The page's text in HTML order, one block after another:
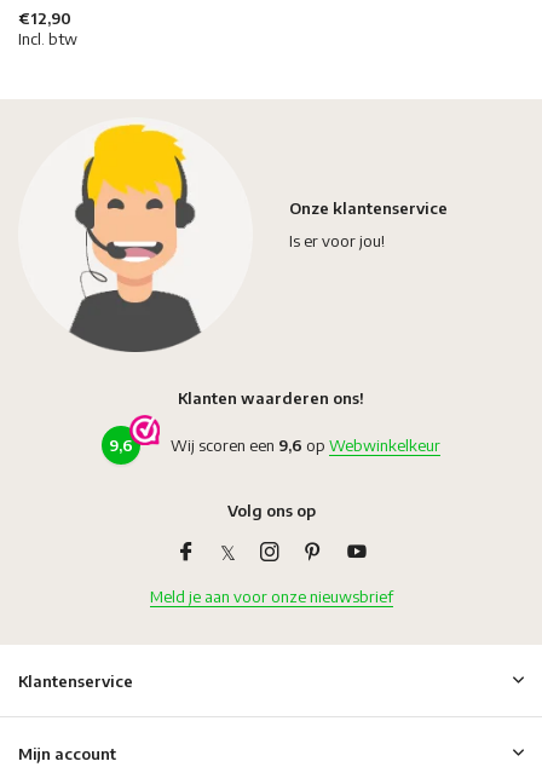
€12,90
Incl. btw
Onze klantenservice
Is er voor jou!
Klanten waarderen ons!
9,6 Wij scoren een 9,6 op Webwinkelkeur
Volg ons op
Meld je aan voor onze nieuwsbrief
Klantenservice
Mijn account